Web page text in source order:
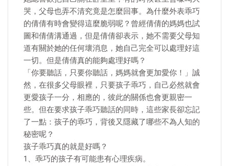
哭，父母也弄不清究竟是怎麼回事。為什麼外表乖巧
的倩倩有時會變得這麼脆弱呢？曾經倩倩的媽媽也試
圖和倩倩溝通過，但是倩倩卻表示，她不需要父母知
道有關於她的任何壞消息，她自己完全可以處理好這
一切。但是倩倩真的能夠處理好嗎？
「你要聽話，只要你聽話，媽媽就會更加愛你！」誠
然，在很多父母眼裡，只要孩子乖巧，自己必然就會
更愛孩子一分，相應的，彼此的關係也會更親密一
些。但在要求孩子乖巧聽話的同時，這些家長卻忘記
了一點：孩子的乖巧，背後又隱藏了哪些不為人知的
秘密呢？
孩子乖巧真的就是好嗎？
1、乖巧的孩子有可能患有心理疾病。